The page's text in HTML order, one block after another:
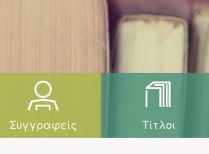
Συγγραφείς Τίτλοι